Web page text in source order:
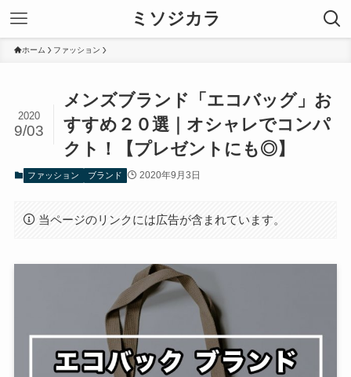
ミソジカラ
ホーム ファッション
メンズブランド「エコバッグ」お
すすめ２０選｜オシャレでコンパ
クト！【プレゼントにも◎】
2020
9/03
ファッション ブランド 2020年9月3日
当ページのリンクには広告が含まれています。